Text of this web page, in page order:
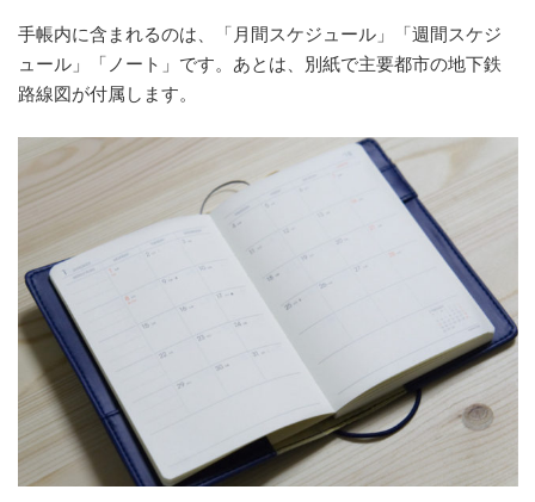
手帳内に含まれるのは、「月間スケジュール」「週間スケジ
ュール」「ノート」です。あとは、別紙で主要都市の地下鉄
路線図が付属します。